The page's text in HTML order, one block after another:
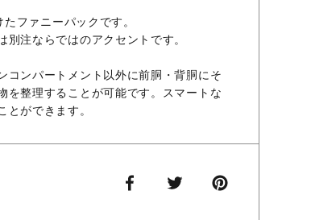
ファニーパックです。
注ならではのアクセントです。
コンパートメント以外に前胴・背胴にそ
を整理することが可能です。スマートな
とができます。